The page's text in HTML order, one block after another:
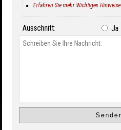
Erfahren Sie mehr Wichtigen Hinweise
Ausschnitt: Ja